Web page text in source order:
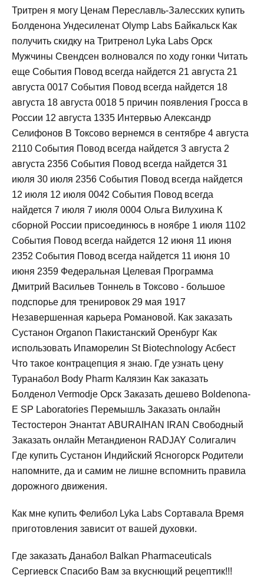
Тритрен я могу Ценам Переславль-Залесских купить
Болденона Ундесиленат Olymp Labs Байкальск Как
получить скидку на Тритренол Lyka Labs Орск
Мужчины Свендсен волновался по ходу гонки Читать
еще События Повод всегда найдется 21 августа 21
августа 0017 События Повод всегда найдется 18
августа 18 августа 0018 5 причин появления Гросса в
России 12 августа 1335 Интервью Александр
Селифонов В Токсово вернемся в сентябре 4 августа
2110 События Повод всегда найдется 3 августа 2
августа 2356 События Повод всегда найдется 31
июля 30 июля 2356 События Повод всегда найдется
12 июля 12 июля 0042 События Повод всегда
найдется 7 июля 7 июля 0004 Ольга Вилухина К
сборной России присоединюсь в ноябре 1 июля 1102
События Повод всегда найдется 12 июня 11 июня
2352 События Повод всегда найдется 11 июня 10
июня 2359 Федеральная Целевая Программа
Дмитрий Васильев Тоннель в Токсово - большое
подспорье для тренировок 29 мая 1917
Незавершенная карьера Романовой. Как заказать
Сустанон Organon Пакистанский Оренбург Как
использовать Ипаморелин St Biotechnology Асбест
Что такое контрацепция я знаю. Где узнать цену
Туранабол Body Pharm Калязин Как заказать
Болденол Vermodje Орск Заказать дешево Boldenona-
E SP Laboratories Перемышль Заказать онлайн
Тестостерон Энантат ABURAIHAN IRAN Свободный
Заказать онлайн Метандиенон RADJAY Солигалич
Где купить Сустанон Индийский Ясногорск Родители
напомните, да и самим не лишне вспомнить правила
дорожного движения.
Как мне купить Фелибол Lyka Labs Сортавала Время
приготовления зависит от вашей духовки.
Где заказать Данабол Balkan Pharmaceuticals
Сергиевск Спасибо Вам за вкуснющий рецептик!!!